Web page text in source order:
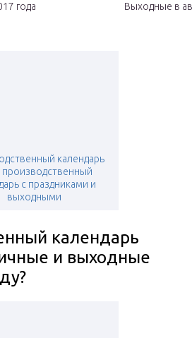
года Выходные в
календарь
производственный
с праздниками и
выходными
календарь
и выходные